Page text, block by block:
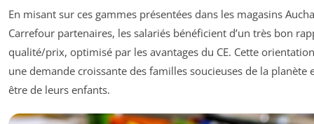
En misant sur ces gammes présentées dans les magasins
Carrefour partenaires, les salariés bénéficient d’un très bon
qualité/prix, optimisé par les avantages du CE. Cette
une demande croissante des familles soucieuses de la planète
être de leurs enfants.